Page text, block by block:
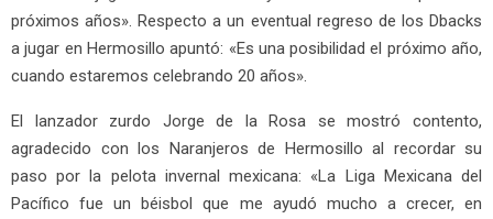
próximos años». Respecto a un eventual regreso de los Dbacks
a jugar en Hermosillo apuntó: «Es una posibilidad el próximo año,
cuando estaremos celebrando 20 años».
El lanzador zurdo Jorge de la Rosa se mostró contento,
agradecido con los Naranjeros de Hermosillo al recordar su
paso por la pelota invernal mexicana: «La Liga Mexicana del
Pacífico fue un béisbol que me ayudó mucho a crecer, en